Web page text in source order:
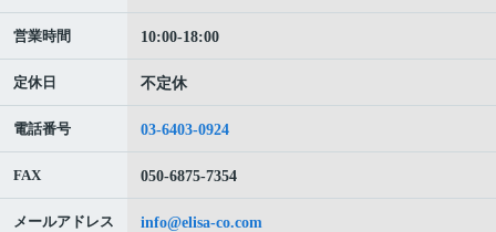
営業時間 10:00-18:00
定休日 不定休
電話番号 03-6403-0924
FAX 050-6875-7354
メールアドレス info@elisa-co.com